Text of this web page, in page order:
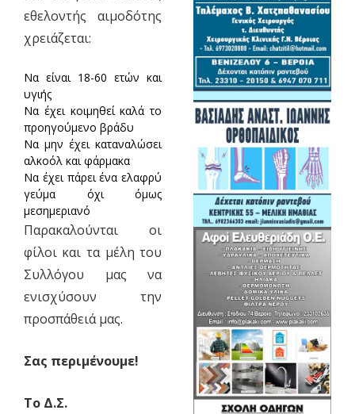
εθελοντής αιμοδότης
χρειάζεται:
Να είναι 18-60 ετών και
υγιής
Να έχει κοιμηθεί καλά το
προηγούμενο βράδυ
Να μην έχει καταναλώσει
αλκοόλ και φάρμακα
Να έχει πάρει ένα ελαφρύ
γεύμα όχι όμως
μεσημεριανό
Παρακαλούνται οι
φίλοι και τα μέλη του
Συλλόγου μας να
ενισχύσουν την
προσπάθειά μας.
Σας περιμένουμε!
Το Δ.Σ.